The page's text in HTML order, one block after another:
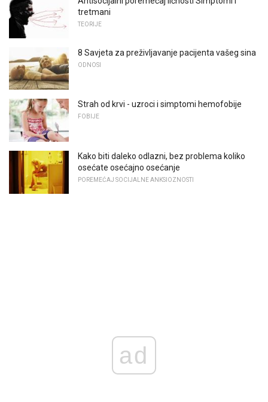
tretmani
TEORIJE
8 Savjeta za preživljavanje pacijenta vašeg sina
ODNOSI
Strah od krvi - uzroci i simptomi hemofobije
FOBIJE
Kako biti daleko odlazni, bez problema koliko
osećate osećajno osećanje
POREMEĆAJ SOCIJALNE ANKSIOZNOSTI
ad